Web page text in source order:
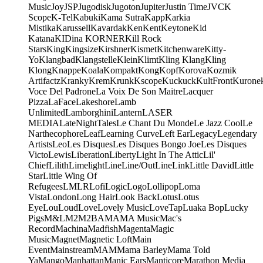
MusicJoyJSPJugodiskJugotonJupiterJustin TimeJVCK
ScopeK-TelKabukiKama SutraKappKarkia
MistikaKarussellKavardakKenKentKeytoneKid
KatanaKIDina KORNERKill Rock
StarsKingKingsizeKirshnerKismetKitchenwareKitty-
YoKlangbadKlangstelleKleinKlimtKling KlangKling
KlongKnappeKoalaKompaktKongKopfKorovaKozmik
ArtifactzKrankyKremKrunkKscopeKuckuckKultFront
Voce Del PadroneLa Voix De Son MaitreLacquer
PizzaLaFaceLakeshoreLamb
UnlimitedLamborghiniLanternLASER
MEDIALateNightTalesLe Chant Du MondeLe Jazz CoolLe
NarthecophoreLeafLearning CurveLeft EarLegacyLegendary
ArtistsLeoLes DisquesLes Disques Bongo JoeLes Disques
VictoLewisLiberationLibertyLight In The AtticLil'
ChiefLilithLimelightLineLine/OutLineLinkLittle DavidLittle
StarLittle Wing Of
RefugeesLMLRLofiLogicLogoLollipopLoma
VistaLondonLong HairLook BackLotusLotus
EyeLouLoudLoveLovely MusicLoveTapLuaka BopLucky
PigsM&LM2M2BAMAMA MusicMac's
RecordMachinaMadfishMagentaMagic
MusicMagnetMagnetic LoftMain
EventMainstreamMAMMama BarleyMama Told
YaMangoManhattanManic EarsManticoreMarathon Media